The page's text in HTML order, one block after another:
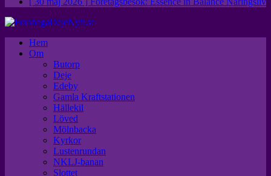
Hem
Om
Butorp
Deje
Edeby
Gamla Kraftstationen
Hällekil
Löved
Mölnbacka
Kyrkor
Lustenrundan
NKLJ-banan
Slottet